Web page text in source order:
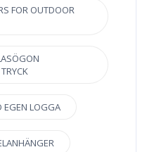
FOR OUTDOOR
EGEN LOGGA